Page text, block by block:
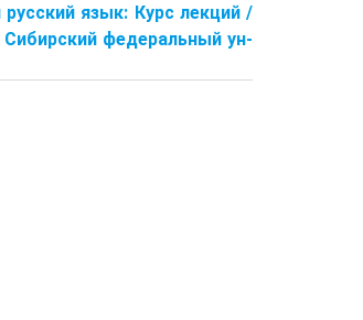
язык: Курс лекций /
федеральный ун-